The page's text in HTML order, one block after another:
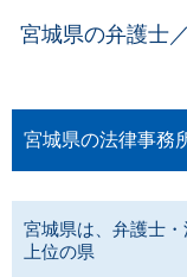
宮城県の弁護士
宮城県の法律事務
宮城県は、弁護士
上位の県